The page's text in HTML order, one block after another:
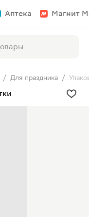
Аптека Магнит
/ Для праздника /